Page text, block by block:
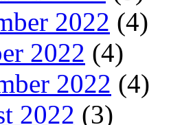
2022 (4)
2022 (4)
2022 (4)
2022 (3)